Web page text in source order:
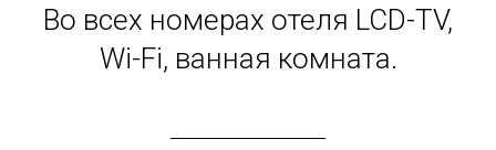
Во всех номерах отеля LCD-TV,
Wi-Fi, ванная комната.